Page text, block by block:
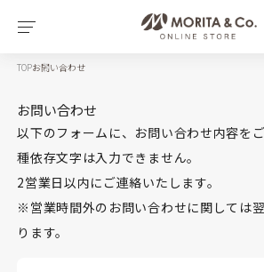
TOPお問い合わせ
お問い合わせ
以下のフォームに、お問い合わせ内容を
種依存文字は入力できません。
2営業日以内にご連絡いたします。
※営業時間外のお問い合わせに関しては
ります。